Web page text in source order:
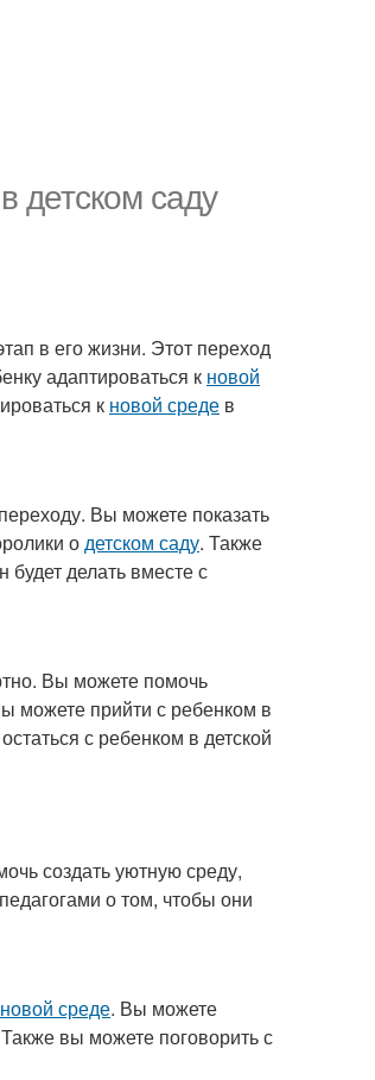
детском саду
в его жизни. Этот переход
адаптироваться к новой
к новой среде в
Вы можете показать
одетском саду. Также
будет делать вместе с
Вы можете помочь
можете прийти с ребенком в
с ребенком в детской
создать уютную среду,
о том, чтобы они
новой среде. Вы можете
вы можете поговорить с